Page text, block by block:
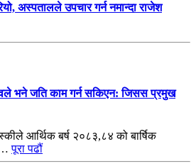
अस्पतालले उपचार गर्न नमान्दा राजेश
भने जति काम गर्न सकिएन: जिसस प्रमुख
आर्थिक बर्ष २०८३,८४ को बार्षिक
पूरा पढौं